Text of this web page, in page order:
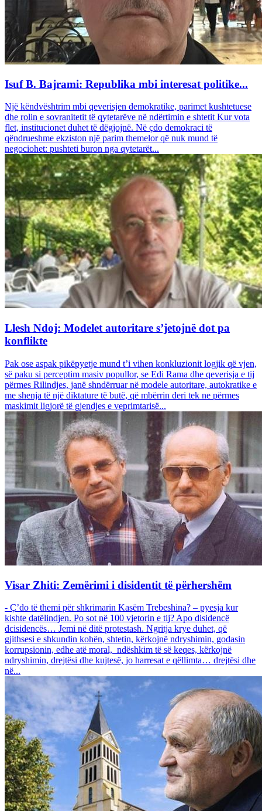
Isuf B. Bajrami: Republika mbi interesat politike...
Një këndvështrim mbi qeverisjen demokratike, parimet kushtetuese
dhe rolin e sovranitetit të qytetarëve në ndërtimin e shtetit Kur vota
flet, institucionet duhet të dëgjojnë. Në çdo demokraci të
qëndrueshme ekziston një parim themelor që nuk mund të
negociohet: pushteti buron nga qytetarët...
Llesh Ndoj: Modelet autoritare s’jetojnë dot pa
konflikte
Pak ose aspak pikëpyetje mund t’i vihen konkluzionit logjik që vjen,
së paku si perceptim masiv popullor, se Edi Rama dhe qeverisja e tij
përmes Rilindjes, janë shndërruar në modele autoritare, autokratike e
me shenja të një diktature të butë, që mbërrin deri tek ne përmes
maskimit ligjorë të gjendjes e veprimtarisë...
Visar Zhiti: Zemërimi i disidentit të përhershëm
- Ç’do të themi për shkrimarin Kasëm Trebeshina? – pyesja kur
kishte datëlindjen. Po sot në 100 vjetorin e tij? Apo disidencë
dcisidencës… Jemi në ditë protestash. Ngritja krye duhet, që
gjithsesi e shkundin kohën, shtetin, kërkojnë ndryshimin, godasin
korrupsionin, edhe atë moral, ndëshkim të së keqes, kërkojnë
ndryshimin, drejtësi dhe kujtesë, jo harresat e qëllimta… drejtësi dhe
në...